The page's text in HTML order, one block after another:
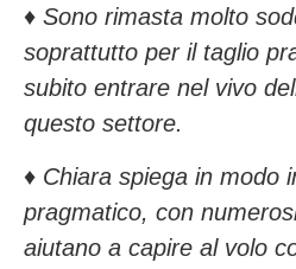
♦️ Sono rimasta molto
soprattutto per il taglio
subito entrare nel vivo
questo settore.
♦️ Chiara spiega in modo
pragmatico, con
aiutano a capire al volo